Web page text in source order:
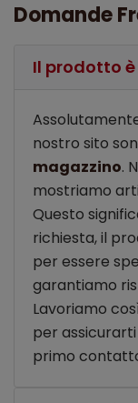
Domande
Il prodotto
nostro sito
magazzino.
mostriamo
Questo
richiesta, il
per essere
garantiamo
Lavoriamo
per
primo